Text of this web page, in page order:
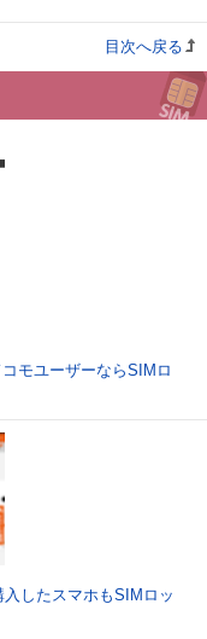
目次へ戻る
モユーザーならSIMロ
したスマホもSIMロッ